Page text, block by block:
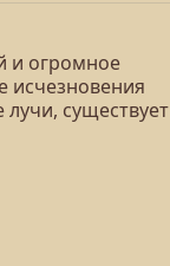
и огромное
исчезновения
существует